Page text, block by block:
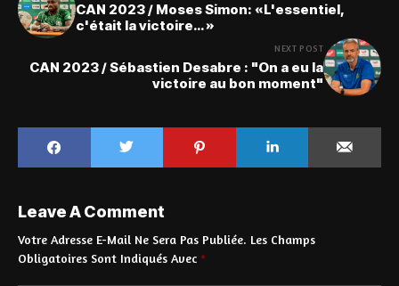
CAN 2023 / Moses Simon: «L'essentiel,
c'était la victoire… »
NEXT POST
CAN 2023 / Sébastien Desabre : "On a eu la
victoire au bon moment"
Leave A Comment
Votre Adresse E-Mail Ne Sera Pas Publiée. Les Champs
Obligatoires Sont Indiqués Avec *